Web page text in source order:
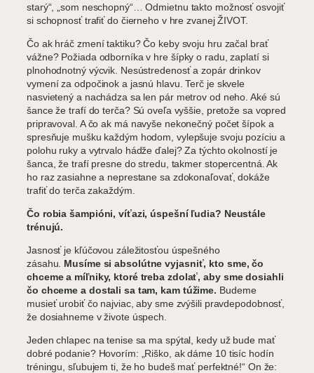
starý“, „som neschopný“… Odmietnu takto možnosť osvojiť
si schopnosť trafiť do čierneho v hre zvanej ŽIVOT.
Čo ak hráč zmení taktiku? Čo keby svoju hru začal brať
vážne? Požiada odborníka v hre šípky o radu, zaplatí si
plnohodnotný výcvik. Nesústredenosť a zopár drinkov
vymení za odpočinok a jasnú hlavu. Terč je skvele
nasvietený a nachádza sa len pár metrov od neho. Aké sú
šance že trafí do terča? Sú oveľa vyššie, pretože sa vopred
pripravoval. A čo ak má navyše nekonečný počet šípok a
spresňuje mušku každým hodom, vylepšuje svoju pozíciu a
polohu ruky a vytrvalo hádže ďalej? Za týchto okolností je
šanca, že trafí presne do stredu, takmer stopercentná. Ak
ho raz zasiahne a neprestane sa zdokonaľovať, dokáže
trafiť do terča zakaždým.
Čo robia šampióni, víťazi, úspešní ľudia? Neustále
trénujú.
Jasnosť je kľúčovou záležitosťou úspešného
zásahu. Musíme si absolútne vyjasniť, kto sme, čo
chceme a míľniky, ktoré treba zdolať, aby sme dosiahli
čo chceme a dostali sa tam, kam túžime. Budeme
musieť urobiť čo najviac, aby sme zvýšili pravdepodobnosť,
že dosiahneme v živote úspech.
Jeden chlapec na tenise sa ma spýtal, kedy už bude mať
dobré podanie? Hovorím: „Riško, ak dáme 10 tisíc hodín
tréningu, sľubujem ti, že ho budeš mať perfektné!“ On že: